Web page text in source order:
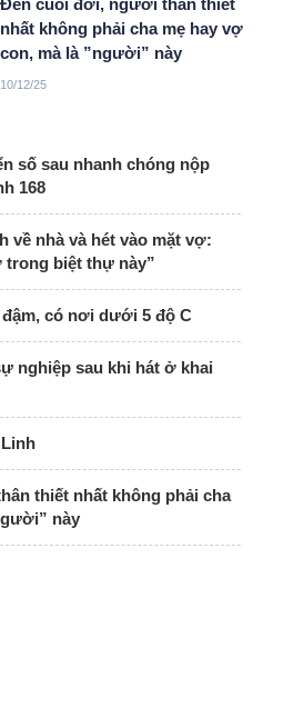
nhất không phải cha mẹ hay vợ
con, mà là ”người” này
10/12/25
số sau nhanh chóng nộp
168
về nhà và hét vào mặt vợ:
trong biệt thự này”
có nơi dưới 5 độ C
nghiệp sau khi hát ở khai
thiết nhất không phải cha
này